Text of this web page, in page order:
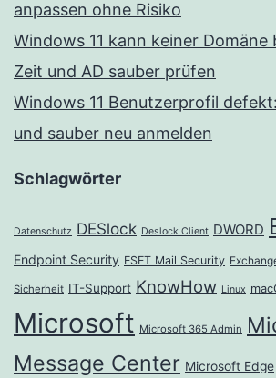
anpassen ohne Risiko
Windows 11 kann keiner Domäne
Zeit und AD sauber prüfen
Windows 11 Benutzerprofil
und sauber neu anmelden
Schlagwörter
Datenschutz DESlock Deslock Client DWORD
Endpoint Security ESET Mail Security
Sicherheit IT-Support KnowHow Linux
Microsoft Microsoft 365 Admin
Message Center Microsoft Edge